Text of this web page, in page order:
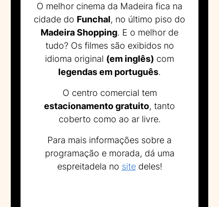
O melhor cinema da Madeira fica na
cidade do Funchal, no último piso do
Madeira Shopping. E o melhor de
tudo? Os filmes são exibidos no
idioma original (em inglês) com
legendas em português.
O centro comercial tem
estacionamento gratuito, tanto
coberto como ao ar livre.
Para mais informações sobre a
programação e morada, dá uma
espreitadela no sitedeles!